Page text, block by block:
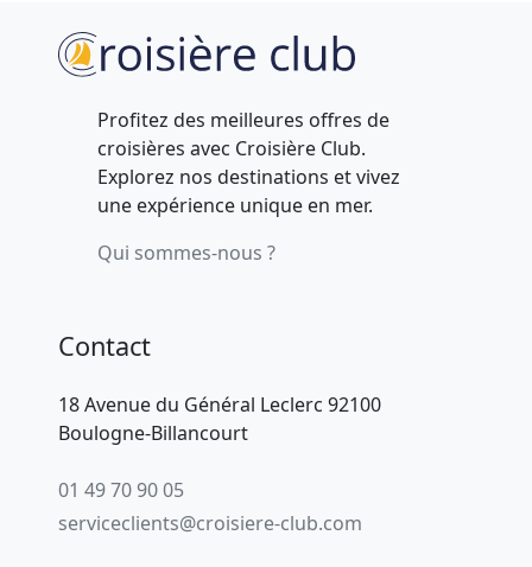
Profitez des meilleures offres de
croisières avec Croisière Club.
Explorez nos destinations et vivez
une expérience unique en mer.
Qui sommes-nous ?
Contact
18 Avenue du Général Leclerc 92100
Boulogne-Billancourt
01 49 70 90 05
serviceclients@croisiere-club.com